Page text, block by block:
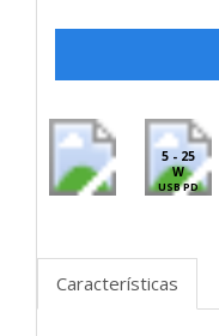
5 - 25
W
USB PD
Características